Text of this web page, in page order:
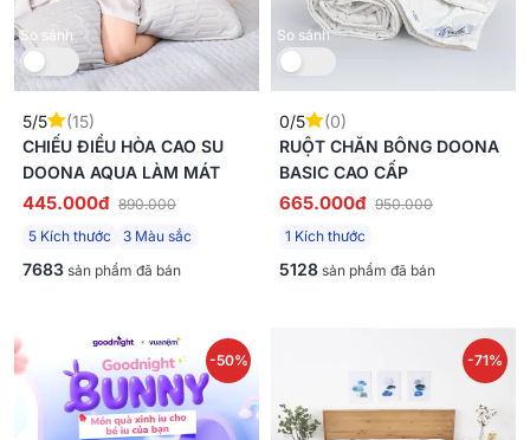
So sánh
5/5
(15)
CHIẾU ĐIỀU HÒA CAO SU
DOONA AQUA LÀM MÁT
445.000đ 890.000
5 Kích thước
3 Màu sắc
7683 sản phẩm đã bán
So sánh
0/5
(0)
RUỘT CHĂN BÔNG DOONA
BASIC CAO CẤP
665.000đ 950.000
1 Kích thước
5128 sản phẩm đã bán
-50% -71%